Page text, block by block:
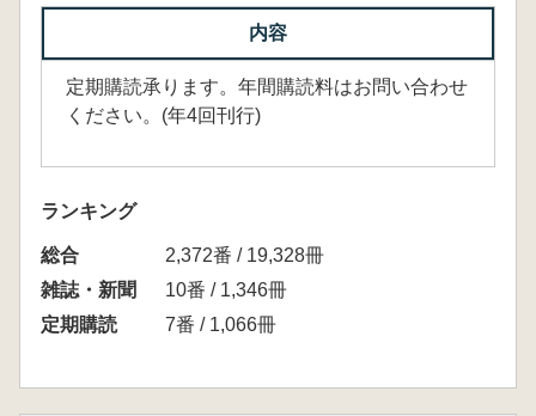
内容
定期購読承ります。年間購読料はお問い合わせ
ください。(年4回刊行)
ランキング
総合
2,372番 / 19,328冊
雑誌・新聞
10番 / 1,346冊
定期購読
7番 / 1,066冊